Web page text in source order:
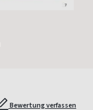
Bewertung verfassen